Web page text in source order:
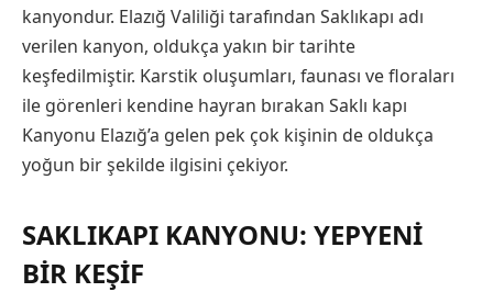
kanyondur. Elazığ Valiliği tarafından Saklıkapı adı
verilen kanyon, oldukça yakın bir tarihte
keşfedilmiştir. Karstik oluşumları, faunası ve floraları
ile görenleri kendine hayran bırakan Saklı kapı
Kanyonu Elazığ’a gelen pek çok kişinin de oldukça
yoğun bir şekilde ilgisini çekiyor.
SAKLIKAPI KANYONU: YEPYENI
BIR KEŞIF